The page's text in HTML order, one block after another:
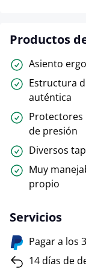
Productos
Asiento
Estructura
auténtica
Protectores
de presión
Diversos
Muy
propio
Servicios
Pagar a los
14 días de